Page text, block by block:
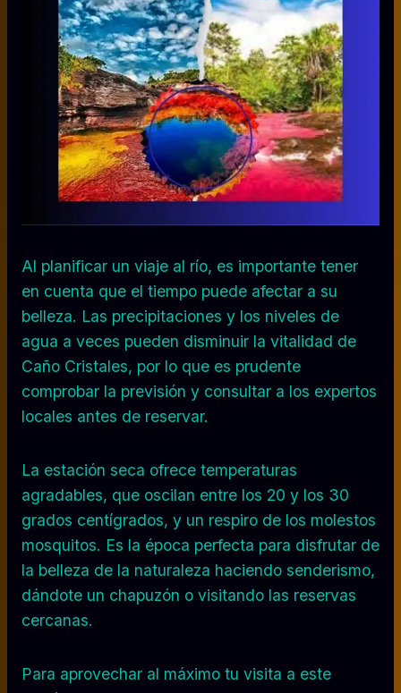
Al planificar un viaje al río, es importante tener
en cuenta que el tiempo puede afectar a su
belleza. Las precipitaciones y los niveles de
agua a veces pueden disminuir la vitalidad de
Caño Cristales, por lo que es prudente
comprobar la previsión y consultar a los expertos
locales antes de reservar.
La estación seca ofrece temperaturas
agradables, que oscilan entre los 20 y los 30
grados centígrados, y un respiro de los molestos
mosquitos. Es la época perfecta para disfrutar de
la belleza de la naturaleza haciendo senderismo,
dándote un chapuzón o visitando las reservas
cercanas.
Para aprovechar al máximo tu visita a este